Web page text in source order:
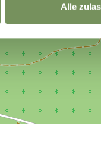
Alle